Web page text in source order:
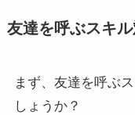
友達を呼ぶスキ
まず、友達を呼ぶ
しょうか？